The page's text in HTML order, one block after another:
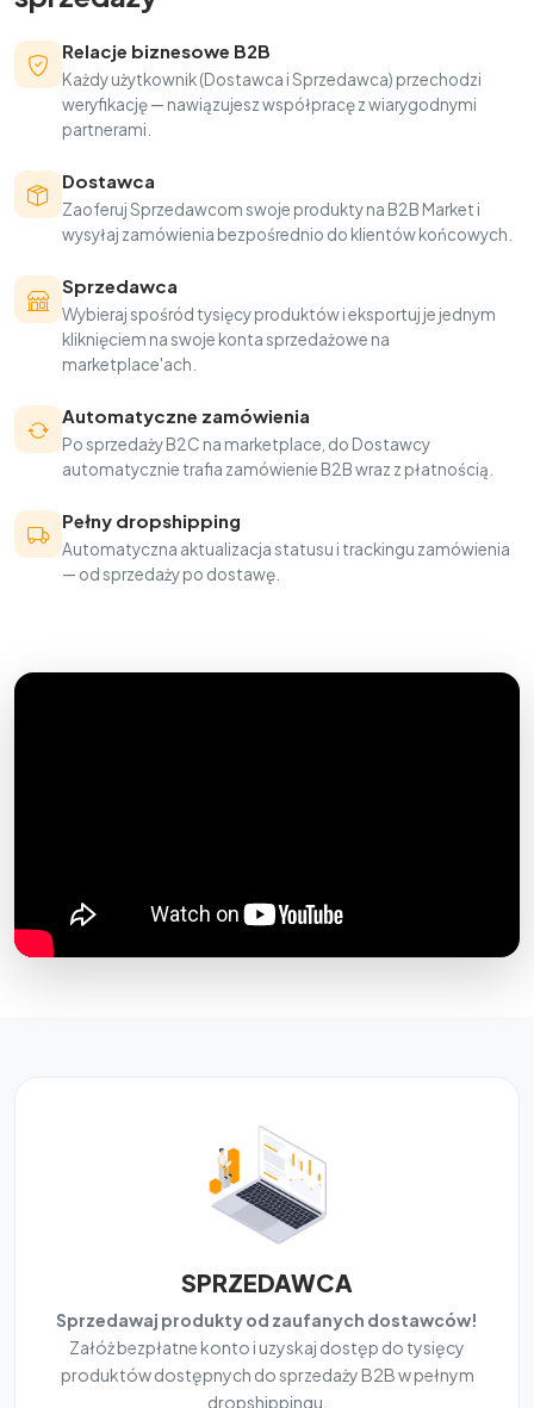
Relacje biznesowe B2B
Każdy użytkownik (Dostawca i Sprzedawca) przechodzi
weryfikację — nawiązujesz współpracę z wiarygodnymi
partnerami.
Dostawca
Zaoferuj Sprzedawcom swoje produkty na B2B Market i
wysyłaj zamówienia bezpośrednio do klientów końcowych.
Sprzedawca
Wybieraj spośród tysięcy produktów i eksportuj je jednym
kliknięciem na swoje konta sprzedażowe na
marketplace'ach.
Automatyczne zamówienia
Po sprzedaży B2C na marketplace, do Dostawcy
automatycznie trafia zamówienie B2B wraz z płatnością.
Pełny dropshipping
Automatyczna aktualizacja statusu i trackingu zamówienia
— od sprzedaży po dostawę.
SPRZEDAWCA
Sprzedawaj produkty od zaufanych dostawców!
Załóż bezpłatne konto i uzyskaj dostęp do tysięcy
produktów dostępnych do sprzedaży B2B w pełnym
dropshippingu.